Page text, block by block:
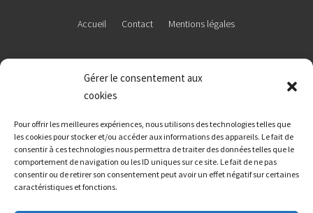
Gérer le consentement aux
cookies
Pour offrir les meilleures expériences, nous utilisons des technologies telles que
les cookies pour stocker et/ou accéder aux informations des appareils. Le fait de
consentir à ces technologies nous permettra de traiter des données telles que le
comportement de navigation ou les ID uniques sur ce site. Le fait de ne pas
consentir ou de retirer son consentement peut avoir un effet négatif sur certaines
caractéristiques et fonctions.
Accueil Contact Mentions légales
RÉALISATION